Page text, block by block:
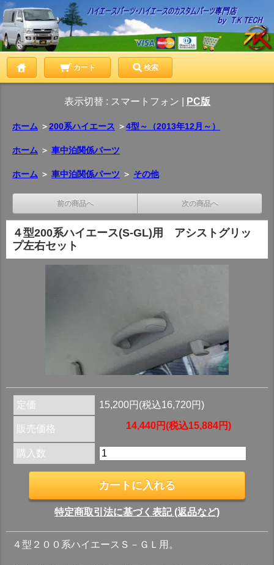
カート 検索
表示切替 : スマートフォン PC版
ホーム ＞200系ハイエース ＞4型～（2013年12月～）
ホーム ＞ 車中泊関係パーツ
ホーム ＞ 車中泊関係パーツ ＞ その他
前の商品へ 次の商品へ
４型200系ハイエース(S-GL)用 アシストグリッ
プ左右セット
定価 15,200円(税込16,720円)
販売価格 14,440円(税込15,884円)
購入数
特定商取引法に基づく表記 (返品など)
４型２００系ハイエースＳ－ＧＬ用。